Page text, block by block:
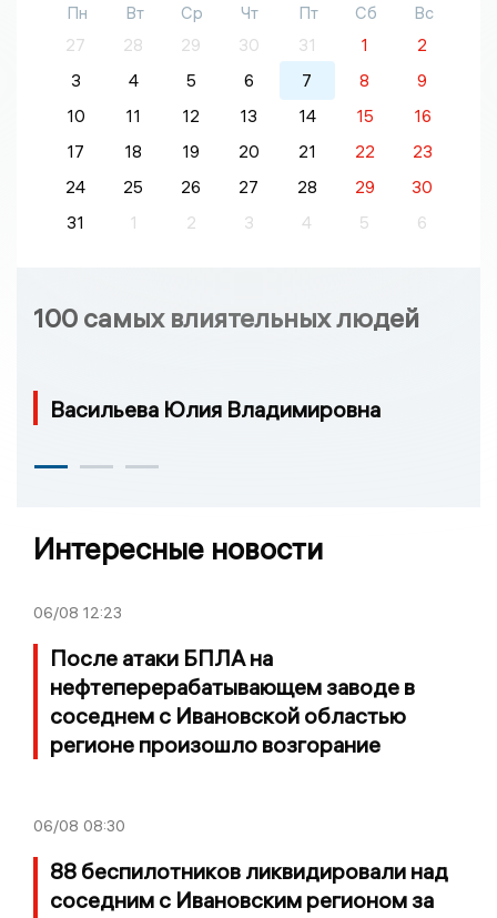
Пн Вт Ср Чт Пт Сб
Вс
27
28 29 30 31 1
2
3
4 5 6 7 8
9
10
11 12 13 14 15
16
17
18 19 20 21 22
23
24
25 26 27 28 29
30
31
1 2 3 4 5 6
100 самых влиятельных людей
Васильева Юлия Владимировна
Интересные новости
06/08 12:23
После атаки БПЛА на
нефтеперерабатывающем заводе в
соседнем с Ивановской областью
регионе произошло возгорание
06/08 08:30
88 беспилотников ликвидировали над
соседним с Ивановским регионом за